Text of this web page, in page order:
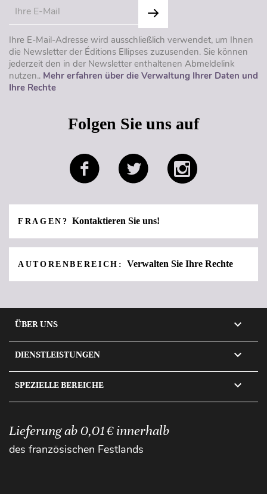
Ihre E-Mail-Adresse wird ausschließlich verwendet, um Ihnen
die Newsletter der Éditions Ellipses zuzusenden. Sie können
jederzeit den in der Newsletter enthaltenen Abmeldelink
nutzen.. Mehr erfahren über die Verwaltung Ihrer Daten und
Ihre Rechte
Folgen Sie uns auf
FRAGEN?Kontaktieren Sie uns!
AUTORENBEREICH:Verwalten Sie Ihre Rechte
ÜBER UNS 
DIENSTLEISTUNGEN 
SPEZIELLE BEREICHE 
Lieferung ab 0,01 € innerhalb
des französischen Festlands